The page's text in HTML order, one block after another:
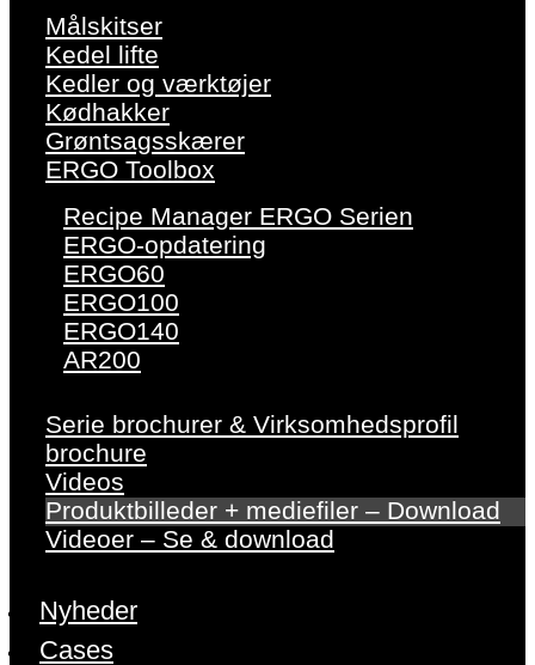
Målskitser
Kedel lifte
Kedler og værktøjer
Kødhakker
Grøntsagsskærer
ERGO Toolbox
Recipe Manager ERGO Serien
ERGO-opdatering
ERGO60
ERGO100
ERGO140
AR200
Serie brochurer & Virksomhedsprofil
brochure
Videos
Produktbilleder + mediefiler – Download
Videoer – Se & download
Nyheder
Cases